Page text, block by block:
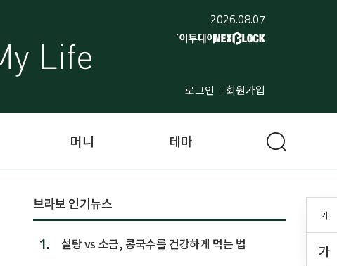
2026.08.07
로그인 회원가입
가
가
머니 테마
브라보 인기뉴스
1. 설탕 vs 소금, 콩국수를 건강하게 먹는 법